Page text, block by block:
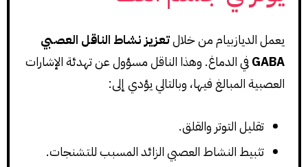
يعمل الديازبيام من خلالتعزيز نشاط الناقل العصبي
GABAفي الدماغ. وهذا الناقل مسؤول عن تهدئة الإشارات
العصبية المبالغ فيها، وبالتالي يؤدي إلى:
تقليل التوتر والقلق.
تثبيط النشاط العصبي الزائد المسبب للتشنجات.